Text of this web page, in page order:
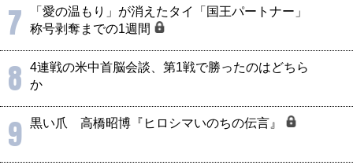
7
「愛の温もり」が消えたタイ「国王パートナー」
称号剥奪までの1週間
8
4連戦の米中首脳会談、第1戦で勝ったのはどちら
か
9 黒い爪 高橋昭博『ヒロシマいのちの伝言』